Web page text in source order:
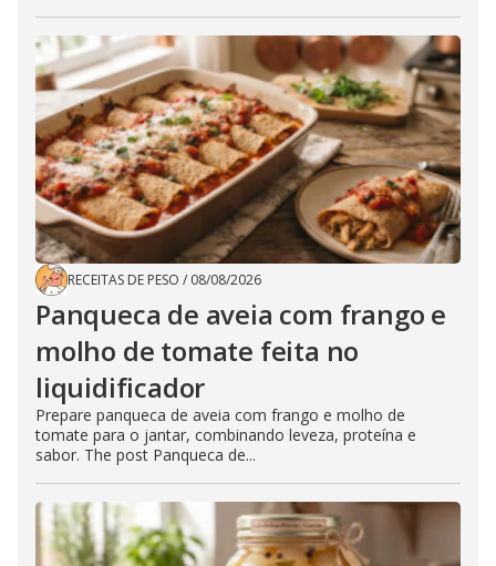
RECEITAS DE PESO / 08/08/2026
Panqueca de aveia com frango e
molho de tomate feita no
liquidificador
Prepare panqueca de aveia com frango e molho de
tomate para o jantar, combinando leveza, proteína e
sabor. The post Panqueca de...